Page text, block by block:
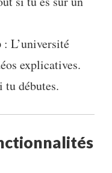
: L’université
explicatives.
tu débutes.